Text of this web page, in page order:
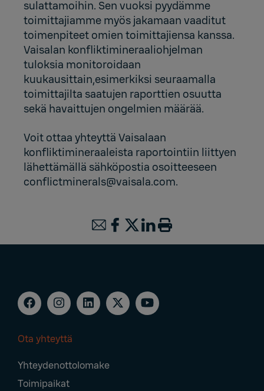
sulattamoihin. Sen vuoksi pyydämme
toimittajiamme myös jakamaan vaaditut
toimenpiteet omien toimittajiensa kanssa.
Vaisalan konfliktimineraaliohjelman
tuloksia monitoroidaan
kuukausittain,esimerkiksi seuraamalla
toimittajilta saatujen raporttien osuutta
sekä havaittujen ongelmien määrää.
Voit ottaa yhteyttä Vaisalaan
konfliktimineraaleista raportointiin liittyen
lähettämällä sähköpostia osoitteeseen
conflictminerals@vaisala.com.
Navigation
Ota yhteyttä
Yhteydenottolomake
Toimipaikat